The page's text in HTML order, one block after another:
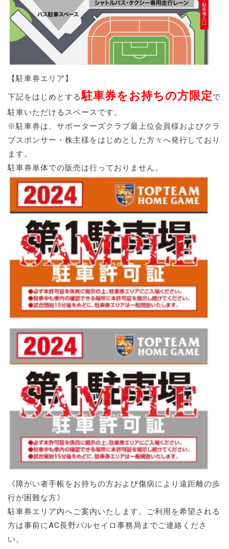
【駐車券エリア】
下記をはじめとする駐車券をお持ちの方限定で
駐車いただけるスペースです。
※駐車券は、サポーターズクラブ最上位会員様およびクラ
ブスポンサー・株主様をはじめとした方々へ発行しており
ます。
駐車券単体での販売は行っておりません。
《障がい者手帳をお持ちの方および傷病により遠距離の歩
行が困難な方》
駐車券エリア内へご案内いたします。ご利用を希望される
方は事前にAC長野パルセイロ事務局までご連絡くださ
い。